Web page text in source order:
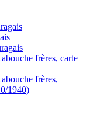
frères, carte
frères,
1940)